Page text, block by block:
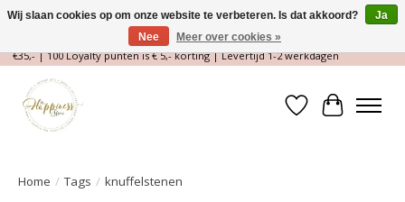
Magische Conceptstore, Edelstenen & Spirituele winkel | Gratis verzending >
€35,- | 100 Loyalty punten is € 5,- korting | Levertijd 1-2 werkdagen
Verlanglijst
Home / Tags / knuffelstenen
Wij slaan cookies op om onze website te verbeteren. Is dat akkoord?
Ja
Nee
Meer over cookies »